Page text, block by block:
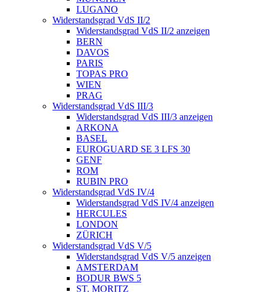
LUGANO
Widerstandsgrad VdS II/2
Widerstandsgrad VdS II/2 anzeigen
BERN
DAVOS
PARIS
TOPAS PRO
WIEN
PRAG
Widerstandsgrad VdS III/3
Widerstandsgrad VdS III/3 anzeigen
ARKONA
BASEL
EUROGUARD SE 3 LFS 30
GENF
ROM
RUBIN PRO
Widerstandsgrad VdS IV/4
Widerstandsgrad VdS IV/4 anzeigen
HERCULES
LONDON
ZÜRICH
Widerstandsgrad VdS V/5
Widerstandsgrad VdS V/5 anzeigen
AMSTERDAM
BODUR BWS 5
ST. MORITZ